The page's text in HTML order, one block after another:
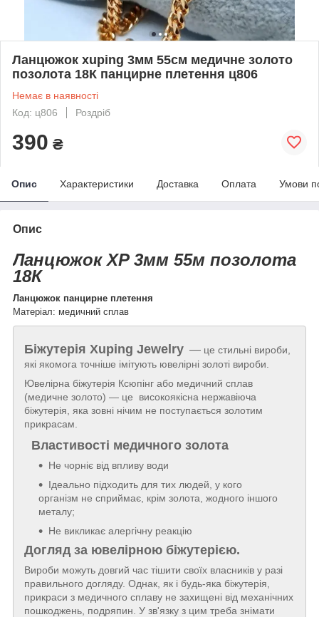
Ланцюжок xuping 3мм 55см медичне золото
позолота 18К панцирне плетення ц806
Немає в наявності
Код: ц806
Роздріб
390 ₴
Опис Характеристики Доставка Оплата Умови
Опис
Ланцюжок XP 3мм 55м позолота
18К
Ланцюжок панцирне плетення
Матеріал: медичний сплав
Біжутерія Xuping Jewelry — це стильні вироби,
які якомога точніше імітують ювелірні золоті вироби.
Ювелірна біжутерія Ксюпінг або медичний сплав
(медичне золото) — це високоякісна нержавіюча
біжутерія, яка зовні нічим не поступається золотим
прикрасам.
Властивості медичного золота
Не чорніє від впливу води
Ідеально підходить для тих людей, у кого
організм не сприймає, крім золота, жодного іншого
металу;
Не викликає алергічну реакцію
Догляд за ювелірною біжутерією.
Вироби можуть довгий час тішити своїх власників у разі
правильного догляду. Однак, як і будь-яка біжутерія,
прикраси з медичного сплаву не захищені від механічних
пошкоджень, подряпин. У зв'язку з цим треба знімати